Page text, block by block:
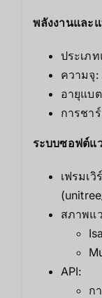
พลังงานและ
ประเภ
ความจุ
อายุแบ
การชา
ระบบซอฟต์แ
เฟรมเ
สภาพแ
API:
ก